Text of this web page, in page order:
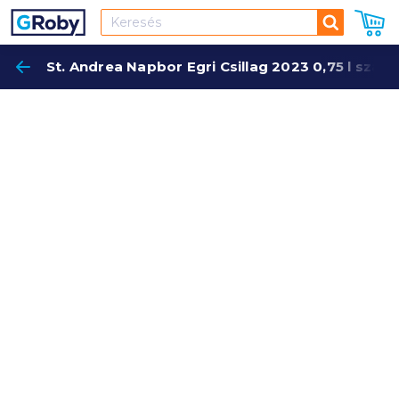
Keresés
St. Andrea Napbor Egri Csillag 2023 0,75 l